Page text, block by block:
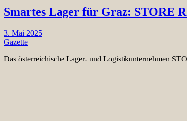
Smartes Lager für Graz: STORE
3. Mai 2025
Gazette
Das österreichische Lager- und Logistikunternehmen